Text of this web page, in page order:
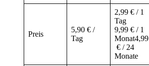
Preis
5,90 € /
Tag
2,99 € / 1
Tag
9,99 € / 1
Monat4,99
€ / 24
Monate